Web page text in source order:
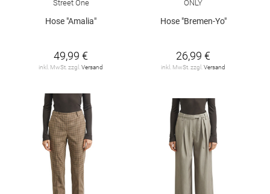
Street One
Hose "Amalia"
49,99 €
inkl. MwSt. zzgl.Versand
ONLY
Hose "Bremen-Yo"
26,99 €
inkl. MwSt. zzgl.Versand